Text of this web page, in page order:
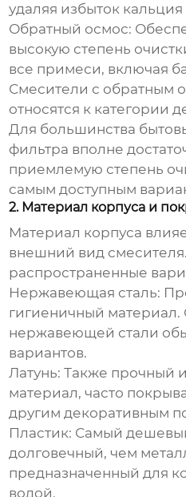
удаляя избыток
Обратный осмос:
высокую степень
все примеси, включая
Смесители с обратным
относятся к категории
Для большинства
фильтра вполне
приемлемую степень
самым доступным
2. Материал корпуса и
Материал корпуса
внешний вид
распространенные
Нержавеющая сталь:
гигиеничный материал.
нержавеющей стали
вариантов.
Латунь: Также прочный
материал, часто
другим декоративным
Пластик: Самый
долговечный, чем
предназначенный для
водой.